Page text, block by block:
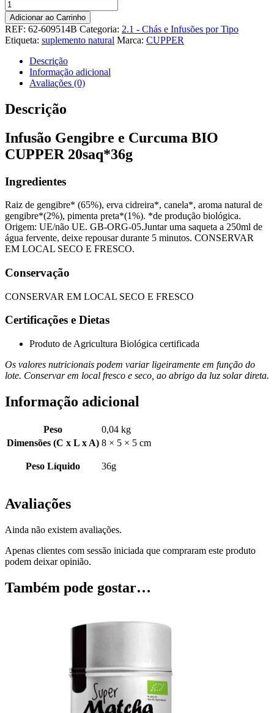
Quantidade
de
Infusão
Gengibre
e
Curcuma
BIO
CUPPER
20saq*36g
Adicionar ao Carrinho
REF: 62-609514B Categoria: 2.1 - Chás e Infusões por Tipo
Etiqueta: suplemento natural Marca: CUPPER
Descrição
Informação adicional
Avaliações (0)
Descrição
Infusão Gengibre e Curcuma BIO
CUPPER 20saq*36g
Ingredientes
Raiz de gengibre* (65%), erva cidreira*, canela*, aroma natural de
gengibre*(2%), pimenta preta*(1%). *de produção biológica.
Origem: UE/não UE. GB-ORG-05.Juntar uma saqueta a 250ml de
água fervente, deixe repousar durante 5 minutos. CONSERVAR
EM LOCAL SECO E FRESCO.
Conservação
CONSERVAR EM LOCAL SECO E FRESCO
Certificações e Dietas
Produto de Agricultura Biológica certificada
Os valores nutricionais podem variar ligeiramente em função do
lote. Conservar em local fresco e seco, ao abrigo da luz solar direta.
Informação adicional
Peso
0,04 kg
Dimensões (C x L x A) 8 × 5 × 5 cm
Peso Líquido 36g
Avaliações
Ainda não existem avaliações.
Apenas clientes com sessão iniciada que compraram este produto
podem deixar opinião.
Também pode gostar…